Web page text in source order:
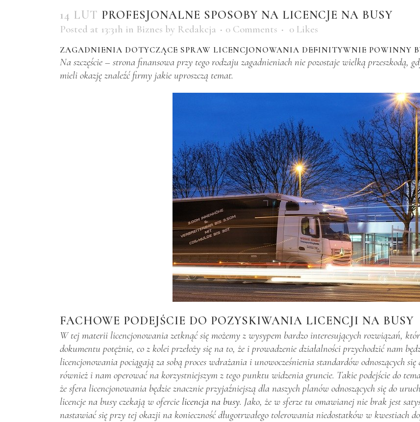
14 LUT PROFESJONALNE SPOSOBY NA LICENCJE NA BUSY
Posted at 13:31h in Biznes by Redakcja 0 Comments 0 Likes
ZAGADNIENIA DOTYCZĄCE SPRAW LICENCJONOWANIA DEFINITYWNIE POWINNY
Na szczęście – strona finansowa przy tego rodzaju zagadnieniach nie pozostaje wielką przeszkodą,
mieli okazję znaleźć firmy jakie uproszczą temat.
FACHOWE PODEJŚCIE DO POZYSKIWANIA LICENCJI NA BUSY
W tej materii licencjonowania zetknąć się możemy z wysypem bardzo interesujących rozwiązań,
dokumentu potężnie, co z kolei przełoży się na to, że i prowadzenie działalności przychodzić nam
licencjonowania pociągają za sobą proces wdrażania i unowocześnienia standardów odnoszących
również i nam operować na korzystniejszym z tego punktu widzenia gruncie. Takie podejście do
że sfera licencjonowania będzie znacznie przyjaźniejszą dla naszych planów odnoszących się do
licencje na busy czekają w ofercie licencja na busy. Jako, że w sferze tu omawianej nie brak jest
nastawiać się przy tej okazji na konieczność długotrwałego tolerowania niedostatków w kwestiach